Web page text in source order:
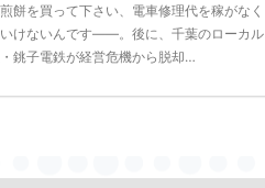
餅を買って下さい、電車修理代を稼がなく
けないんです――。後に、千葉のローカル
銚子電鉄が経営危機から脱却…